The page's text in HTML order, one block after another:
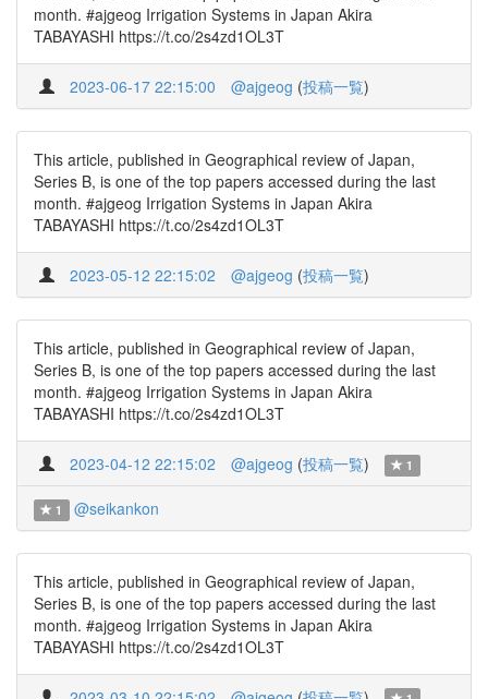
month. #ajgeog Irrigation Systems in Japan Akira
TABAYASHI https://t.co/2s4zd1OL3T
2023-06-17 22:15:00 @ajgeog (投稿一覧)
This article, published in Geographical review of Japan,
Series B, is one of the top papers accessed during the last
month. #ajgeog Irrigation Systems in Japan Akira
TABAYASHI https://t.co/2s4zd1OL3T
2023-05-12 22:15:02 @ajgeog (投稿一覧)
This article, published in Geographical review of Japan,
Series B, is one of the top papers accessed during the last
month. #ajgeog Irrigation Systems in Japan Akira
TABAYASHI https://t.co/2s4zd1OL3T
2023-04-12 22:15:02 @ajgeog (投稿一覧) 1
1 @seikankon
This article, published in Geographical review of Japan,
Series B, is one of the top papers accessed during the last
month. #ajgeog Irrigation Systems in Japan Akira
TABAYASHI https://t.co/2s4zd1OL3T